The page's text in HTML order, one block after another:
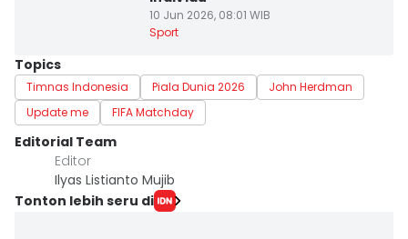
10 Jun 2026, 08:01 WIB
Sport
Topics
Timnas Indonesia Piala Dunia 2026
John Herdman
Update me
FIFA Matchday
Editorial Team
Editor
Ilyas Listianto Mujib
Tonton lebih seru di